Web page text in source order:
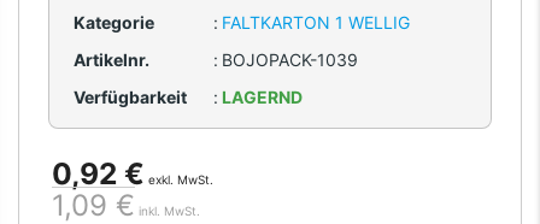
Kategorie : FALTKARTON 1 WELLIG
Artikelnr.
: BOJOPACK-1039
Verfügbarkeit
: LAGERND
0,92 € exkl. MwSt.
1,09 € inkl. MwSt.